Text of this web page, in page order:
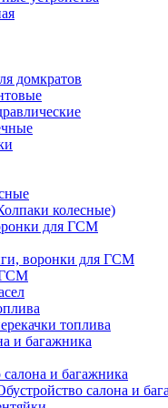
домкратов
колесные)
для ГСМ
воронки для ГСМ
ГСМ
топлива
и багажника
и багажника
салона и